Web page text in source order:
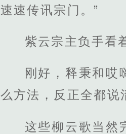
速速传讯宗门。”
紫云宗主负手看
刚好，释秉和哎
么方法，反正全都说
这些柳云歌当然